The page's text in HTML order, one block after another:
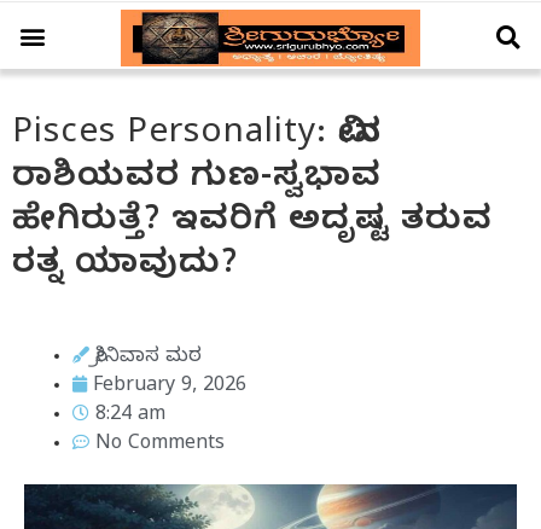
Pisces Personality: ಮೀನ
ರಾಶಿಯವರ ಗುಣ-ಸ್ವಭಾವ
ಹೇಗಿರುತ್ತೆ? ಇವರಿಗೆ ಅದೃಷ್ಟ ತರುವ
ರತ್ನ ಯಾವುದು?
ಶ್ರೀನಿವಾಸ ಮಠ
February 9, 2026
8:24 am
No Comments